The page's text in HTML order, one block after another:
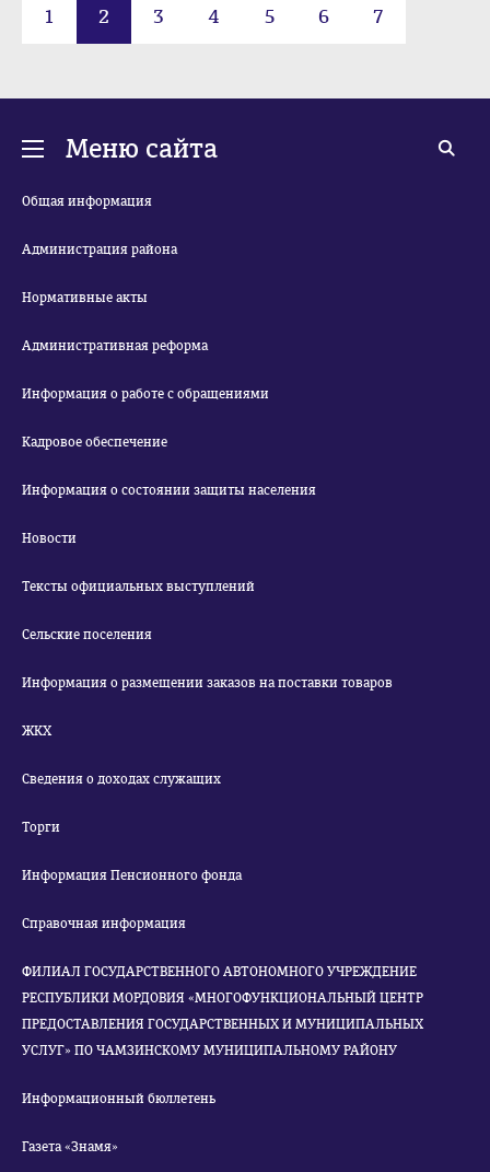
1 2 3 4 5 6 7
Меню сайта
Общая информация
Администрация района
Нормативные акты
Административная реформа
Информация о работе с обращениями
Кадровое обеспечение
Информация о состоянии защиты населения
Новости
Тексты официальных выступлений
Сельские поселения
Информация о размещении заказов на поставки товаров
ЖКХ
Сведения о доходах служащих
Торги
Информация Пенсионного фонда
Справочная информация
ФИЛИАЛ ГОСУДАРСТВЕННОГО АВТОНОМНОГО УЧРЕЖДЕНИЕ
РЕСПУБЛИКИ МОРДОВИЯ «МНОГОФУНКЦИОНАЛЬНЫЙ ЦЕНТР
ПРЕДОСТАВЛЕНИЯ ГОСУДАРСТВЕННЫХ И МУНИЦИПАЛЬНЫХ
УСЛУГ» ПО ЧАМЗИНСКОМУ МУНИЦИПАЛЬНОМУ РАЙОНУ
Информационный бюллетень
Газета «Знамя»